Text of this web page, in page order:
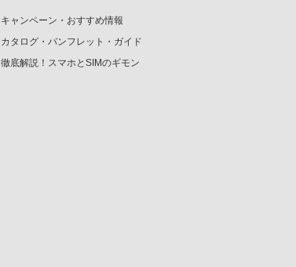
キャンペーン・おすすめ情報
カタログ・パンフレット・ガイド
徹底解説！スマホとSIMのギモン